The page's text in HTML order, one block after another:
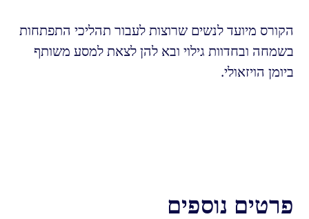
הקורס מיועד לנשים שרוצות לעבור תהליכי התפתחות
בשמחה ובחדוות גילוי ובא להן לצאת למסע משותף
ביומן הויזאולי.
פרטים נוספים